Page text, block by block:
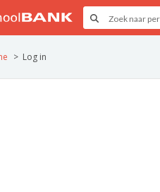
Log in